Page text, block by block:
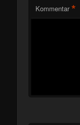
Kommentar *